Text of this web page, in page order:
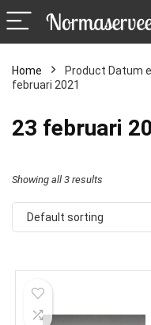
Home Product Datum
februari 2021
23 februari
Showing all 3 results
Default sorting